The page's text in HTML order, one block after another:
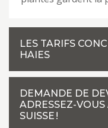
LES TARIFS
HAIES
DEMANDE DE
ADRESSEZ-
SUISSE !